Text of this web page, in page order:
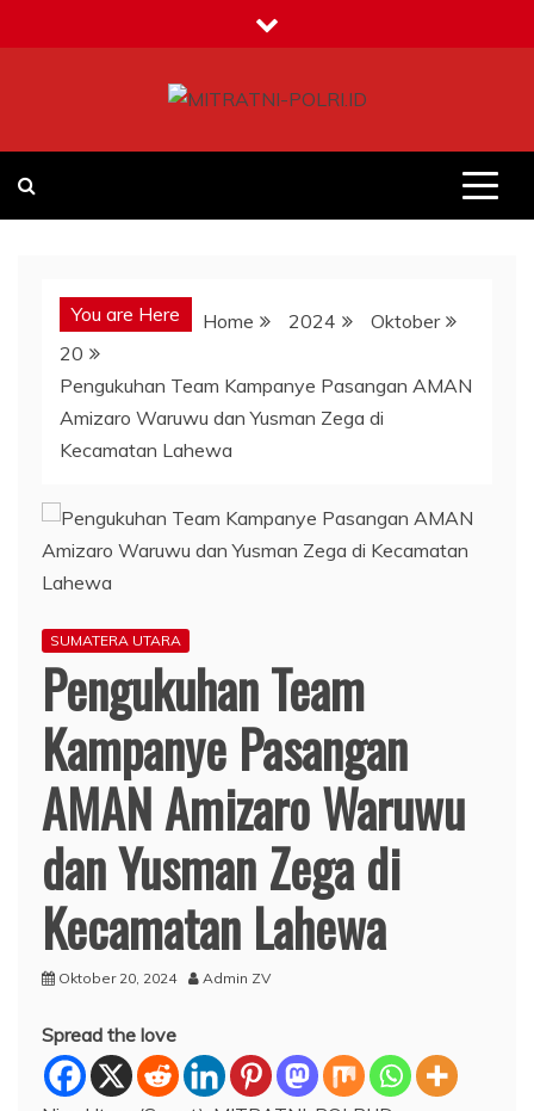
to
You are Here Home 2024
Oktober
20
Pengukuhan Team Kampanye Pasangan AMAN
Amizaro Waruwu dan Yusman Zega di
Kecamatan Lahewa
SUMATERA UTARA
Pengukuhan Team
Kampanye Pasangan
AMAN Amizaro Waruwu
dan Yusman Zega di
Kecamatan Lahewa
Oktober 20, 2024 Admin ZV
Spread the love